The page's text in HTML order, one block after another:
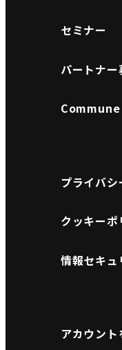
セミナー
パートナー
プライバシ
クッキーポ
情報セキュ
アカウン